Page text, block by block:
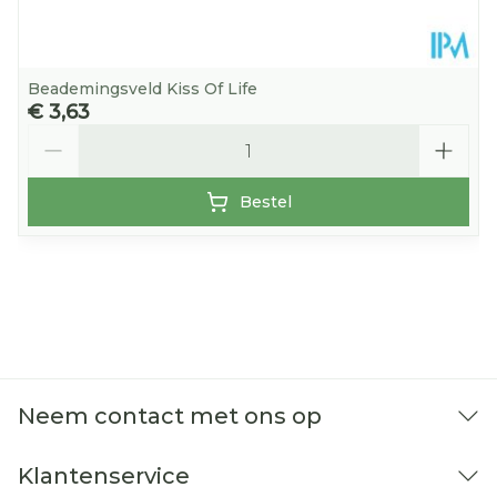
Beademingsveld Kiss Of Life
€ 3,63
Bestel
Neem contact met ons op
Klantenservice